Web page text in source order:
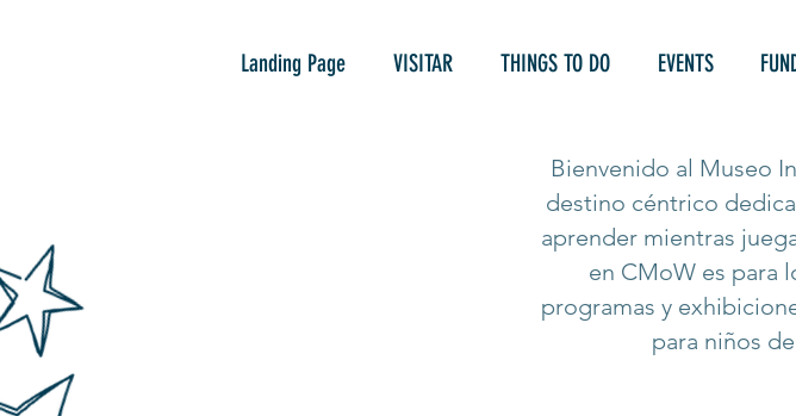
Landing Page VISITAR THINGS TO DO EVENTS
Bienvenido al Museo
destino céntrico
aprender mientras
en CMoW es para
programas y
para niños